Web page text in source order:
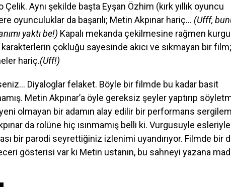
Çelik. Aynı şekilde başta Eyşan Özhim (kırk yıllık oyuncu
oyunculuklar da başarılı; Metin Akpınar hariç… (Ufff,
yaktı be!) Kapalı mekanda çekilmesine rağmen
çokluğu sayesinde akıcı ve sıkmayan bir film;
hariç.(Uff!)
Diyaloglar felaket. Böyle bir filmde bu kadar basit
Metin Akpınar’a öyle gereksiz şeyler yaptırıp
olmayan bir adamın alay edilir bir performans
da rolüne hiç ısınmamış belli ki. Vurgusuyle
bir parodi seyrettiğiniz izlenimi uyandırıyor. Filmde bir
gösterisi var ki Metin ustanın, bu sahneyi yazana